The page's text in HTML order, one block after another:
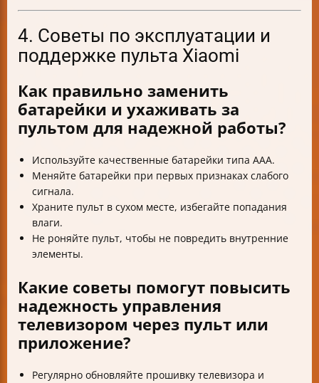
4. Советы по эксплуатации и
поддержке пульта Xiaomi
Как правильно заменить
батарейки и ухаживать за
пультом для надежной работы?
Используйте качественные батарейки типа AAA.
Меняйте батарейки при первых признаках слабого
сигнала.
Храните пульт в сухом месте, избегайте попадания
влаги.
Не роняйте пульт, чтобы не повредить внутренние
элементы.
Какие советы помогут повысить
надежность управления
телевизором через пульт или
приложение?
Регулярно обновляйте прошивку телевизора и